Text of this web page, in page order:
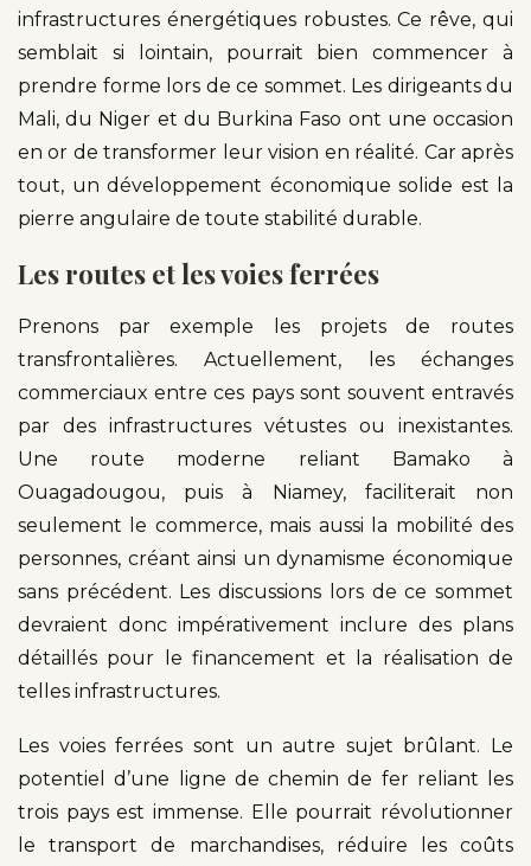
infrastructures énergétiques robustes. Ce rêve, qui
semblait si lointain, pourrait bien commencer à
prendre forme lors de ce sommet. Les dirigeants du
Mali, du Niger et du Burkina Faso ont une occasion
en or de transformer leur vision en réalité. Car après
tout, un développement économique solide est la
pierre angulaire de toute stabilité durable.
Les routes et les voies ferrées
Prenons par exemple les projets de routes
transfrontalières. Actuellement, les échanges
commerciaux entre ces pays sont souvent entravés
par des infrastructures vétustes ou inexistantes.
Une route moderne reliant Bamako à
Ouagadougou, puis à Niamey, faciliterait non
seulement le commerce, mais aussi la mobilité des
personnes, créant ainsi un dynamisme économique
sans précédent. Les discussions lors de ce sommet
devraient donc impérativement inclure des plans
détaillés pour le financement et la réalisation de
telles infrastructures.
Les voies ferrées sont un autre sujet brûlant. Le
potentiel d’une ligne de chemin de fer reliant les
trois pays est immense. Elle pourrait révolutionner
le transport de marchandises, réduire les coûts